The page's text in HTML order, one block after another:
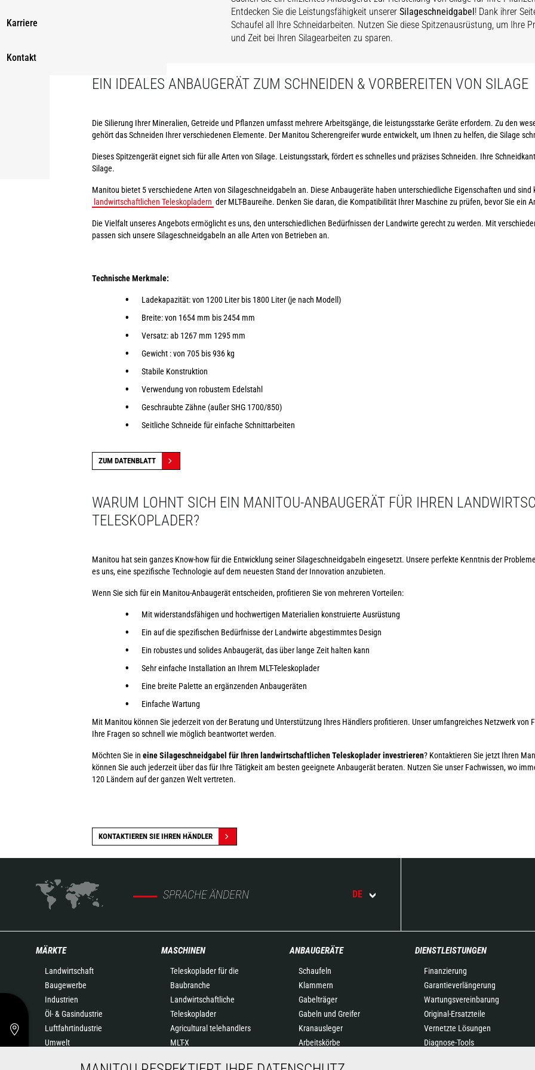
Karriere
Kontakt
Entdecken Sie die Leistungsfähigkeit unserer Silageschneidgabel! Dank ihrer
Schaufel all Ihre Schneidarbeiten. Nutzen Sie diese Spitzenausrüstung, um Ihre
und Zeit bei Ihren Silagearbeiten zu sparen.
EIN IDEALES ANBAUGERÄT ZUM SCHNEIDEN & VORBEREITEN VON SILAGE
Die Silierung Ihrer Mineralien, Getreide und Pflanzen umfasst mehrere Arbeitsgänge, die leistungsstarke Geräte erfordern. Zu den
gehört das Schneiden Ihrer verschiedenen Elemente. Der Manitou Scherengreifer wurde entwickelt, um Ihnen zu helfen, die Silage
Dieses Spitzengerät eignet sich für alle Arten von Silage. Leistungsstark, fördert es schnelles und präzises Schneiden. Ihre
Silage.
Manitou bietet 5 verschiedene Arten von Silageschneidgabeln an. Diese Anbaugeräte haben unterschiedliche Eigenschaften und
landwirtschaftlichen Teleskopladern der MLT-Baureihe. Denken Sie daran, die Kompatibilität Ihrer Maschine zu prüfen, bevor Sie ein
Die Vielfalt unseres Angebots ermöglicht es uns, den unterschiedlichen Bedürfnissen der Landwirte gerecht zu werden. Mit
passen sich unsere Silageschneidgabeln an alle Arten von Betrieben an.
Technische Merkmale:
Ladekapazität: von 1200 Liter bis 1800 Liter (je nach Modell)
Breite: von 1654 mm bis 2454 mm
Versatz: ab 1267 mm 1295 mm
Gewicht : von 705 bis 936 kg
Stabile Konstruktion
Verwendung von robustem Edelstahl
Geschraubte Zähne (außer SHG 1700/850)
Seitliche Schneide für einfache Schnittarbeiten
ZUM DATENBLATT
WARUM LOHNT SICH EIN MANITOU-ANBAUGERÄT FÜR IHREN
TELESKOPLADER?
Manitou hat sein ganzes Know-how für die Entwicklung seiner Silageschneidgabeln eingesetzt. Unsere perfekte Kenntnis der
es uns, eine spezifische Technologie auf dem neuesten Stand der Innovation anzubieten.
Wenn Sie sich für ein Manitou-Anbaugerät entscheiden, profitieren Sie von mehreren Vorteilen:
Mit widerstandsfähigen und hochwertigen Materialien konstruierte Ausrüstung
Ein auf die spezifischen Bedürfnisse der Landwirte abgestimmtes Design
Ein robustes und solides Anbaugerät, das über lange Zeit halten kann
Sehr einfache Installation an Ihrem MLT-Teleskoplader
Eine breite Palette an ergänzenden Anbaugeräten
Einfache Wartung
Mit Manitou können Sie jederzeit von der Beratung und Unterstützung Ihres Händlers profitieren. Unser umfangreiches Netzwerk von
Ihre Fragen so schnell wie möglich beantwortet werden.
Möchten Sie in eine Silageschneidgabel für Ihren landwirtschaftlichen Teleskoplader investrieren? Kontaktieren Sie jetzt Ihren
können Sie auch jederzeit über das für Ihre Tätigkeit am besten geeignete Anbaugerät beraten. Nutzen Sie unser Fachwissen, wo
120 Ländern auf der ganzen Welt vertreten.
KONTAKTIEREN SIE IHREN HÄNDLER
SPRACHE ÄNDERN DE
MÄRKTE
Landwirtschaft
Baugewerbe
Industrien
Öl- & Gasindustrie
Luftfahrtindustrie
Umwelt
MASCHINEN
Teleskoplader für die
Baubranche
Landwirtschaftliche
Teleskoplader
Agricultural telehandlers
MLT-X
ANBAUGERÄTE
Schaufeln
Klammern
Gabelträger
Gabeln und Greifer
Kranausleger
Arbeitskörbe
DIENSTLEISTUNGEN
Finanzierung
Garantieverlängerung
Wartungsvereinbarung
Original-Ersatzteile
Vernetzte Lösungen
Diagnose-Tools